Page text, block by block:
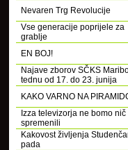
Nevaren Trg Revolucije
Vse generacije poprijele za
grablje
EN BOJ!
Najave zborov SČKS
tednu od 17. do 23. junija
KAKO VARNO NA
Izza televizorja ne bomo nič
spremenili
Kakovost življenja
pada